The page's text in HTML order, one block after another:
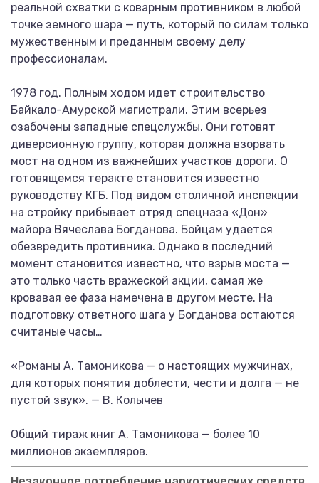
реальной схватки с коварным противником в любой
точке земного шара — путь, который по силам только
мужественным и преданным своему делу
профессионалам.
1978 год. Полным ходом идет строительство
Байкало-Амурской магистрали. Этим всерьез
озабочены западные спецслужбы. Они готовят
диверсионную группу, которая должна взорвать
мост на одном из важнейших участков дороги. О
готовящемся теракте становится известно
руководству КГБ. Под видом столичной инспекции
на стройку прибывает отряд спецназа «Дон»
майора Вячеслава Богданова. Бойцам удается
обезвредить противника. Однако в последний
момент становится известно, что взрыв моста —
это только часть вражеской акции, самая же
кровавая ее фаза намечена в другом месте. На
подготовку ответного шага у Богданова остаются
считаные часы…
«Романы А. Тамоникова — о настоящих мужчинах,
для которых понятия доблести, чести и долга — не
пустой звук». — В. Колычев
Общий тираж книг А. Тамоникова — более 10
миллионов экземпляров.